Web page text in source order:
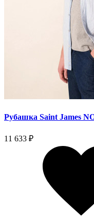
Рубашка Saint James
11 633 ₽